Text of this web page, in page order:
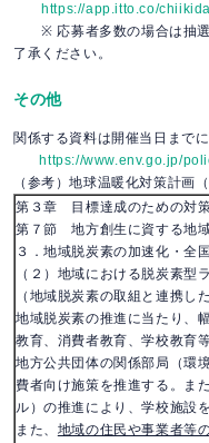
https://app.itto.co/
※ 応募者多数の場合は抽選
了承ください。
その他
関係する資料は開催当日まで
https://www.env.go.jp/
（参考）地球温暖化対策計画
第３章 目標達成のための対
第７節 地方創生に資する地
３．地域脱炭素の加速化・全
（２）地域における脱炭素型
（地域脱炭素の取組と連携し
地域脱炭素の推進に当たり、
教育、消費者教育、学校教育
地方公共団体の関係部局（環
費者向け施策を推進する。ま
ル）の推進により、学校施設
また、 地域の住民や事業者等